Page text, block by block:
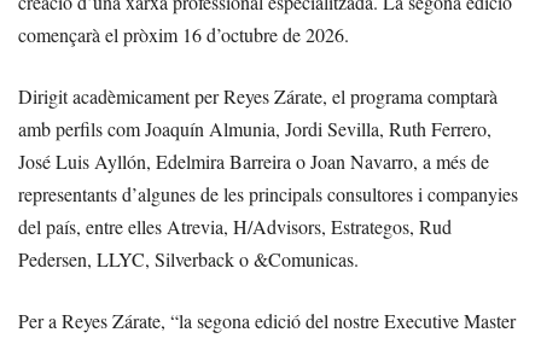
començarà el pròxim 16 d’octubre de 2026.
Dirigit acadèmicament per Reyes Zárate, el programa comptarà
amb perfils com Joaquín Almunia, Jordi Sevilla, Ruth Ferrero,
José Luis Ayllón, Edelmira Barreira o Joan Navarro, a més de
representants d’algunes de les principals consultores i companyies
del país, entre elles Atrevia, H/Advisors, Estrategos, Rud
Pedersen, LLYC, Silverback o &Comunicas.
Per a Reyes Zárate, “la segona edició del nostre Executive Master